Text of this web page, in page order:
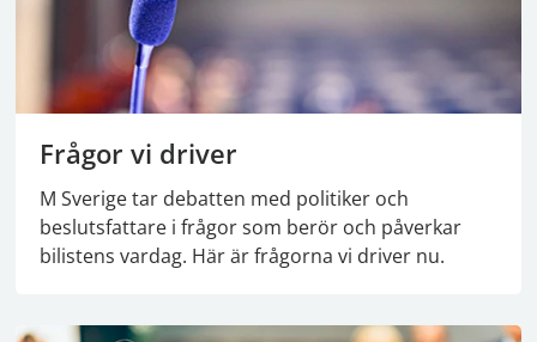
Frågor vi driver
M Sverige tar debatten med politiker och
beslutsfattare i frågor som berör och påverkar
bilistens vardag. Här är frågorna vi driver nu.